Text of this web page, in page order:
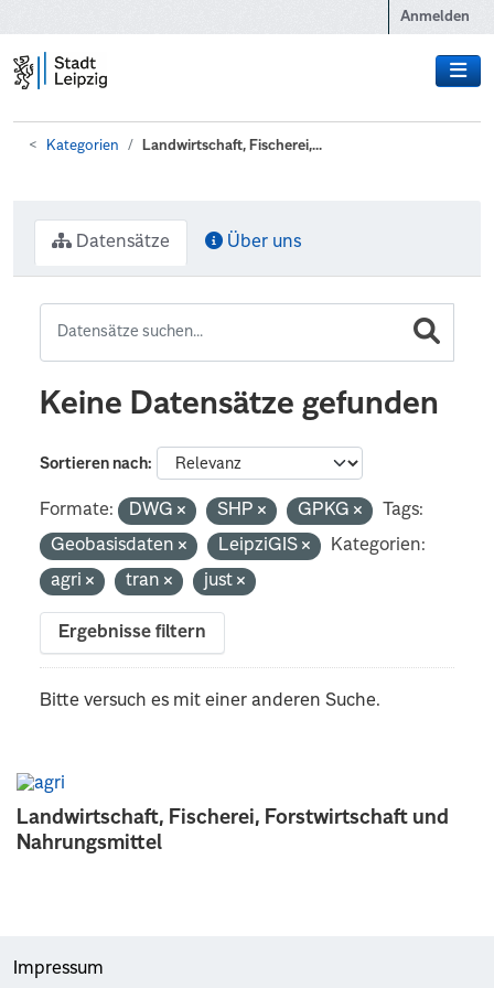
Anmelden
Kategorien Landwirtschaft, Fischerei,...
Landwirtschaft, Fischerei, Forstwirtschaft und
Nahrungsmittel
Datensätze Über uns
Keine Datensätze gefunden
Sortieren nach
Formate: DWG SHP GPKG
Tags:
Geobasisdaten
LeipziGIS
Kategorien:
agri
tran just
Ergebnisse filtern
Bitte versuch es mit einer anderen Suche.
Impressum